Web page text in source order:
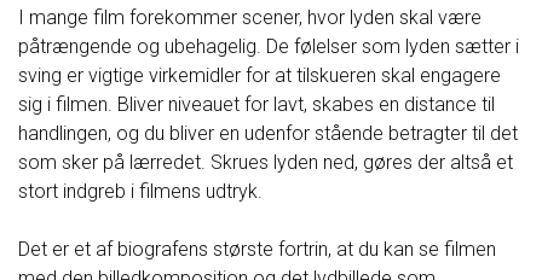
I mange film forekommer scener, hvor lyden skal være
påtrængende og ubehagelig. De følelser som lyden sætter i
sving er vigtige virkemidler for at tilskueren skal engagere
sig i filmen. Bliver niveauet for lavt, skabes en distance til
handlingen, og du bliver en udenfor stående betragter til det
som sker på lærredet. Skrues lyden ned, gøres der altså et
stort indgreb i filmens udtryk.
Det er et af biografens største fortrin, at du kan se filmen